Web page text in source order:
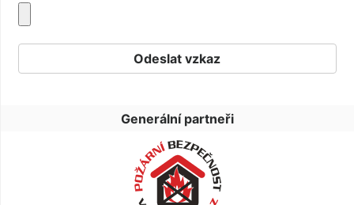
Generální partneři